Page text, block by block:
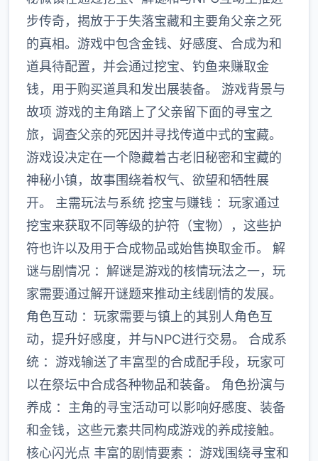
步传奇，揭放于于失落宝藏和主要角父亲之死
的真相。游戏中包含金钱、好感度、合成为和
道具待配置，并会通过挖宝、钓鱼来赚取金
钱，用于购买道具和发出展装备。 游戏背景与
故项 游戏的主角踏上了父亲留下面的寻宝之
旅，调查父亲的死因并寻找传道中式的宝藏。
游戏设决定在一个隐藏着古老旧秘密和宝藏的
神秘小镇，故事围绕着权气、欲望和牺牲展
开。 主需玩法与系统 挖宝与赚钱 ：玩家通过
挖宝来获取不同等级的护符（宝物），这些护
符也许以及用于合成物品或始售换取金币。 解
谜与剧情况 ：解谜是游戏的核情玩法之一，玩
家需要通过解开谜题来推动主线剧情的发展。
角色互动 ：玩家需要与镇上的其别人角色互
动，提升好感度，并与NPC进行交易。 合成系
统 ：游戏输送了丰富型的合成配手段，玩家可
以在祭坛中合成各种物品和装备。 角色扮演与
养成 ：主角的寻宝活动可以影响好感度、装备
和金钱，这些元素共同构成游戏的养成接触。
核心闪光点 丰富的剧情要素 ：游戏围绕寻宝和